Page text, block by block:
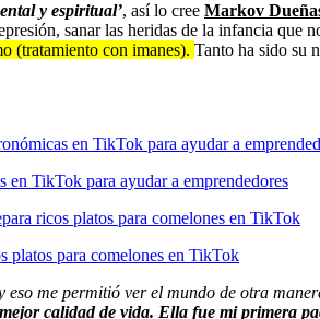
y espiritual’, así lo cree Markov
sanar las heridas de la infancia
(tratamiento con imanes). Tanto ha sido su
en TikTok para ayudar a emprendedores
platos para comelones en TikTok
me permitió ver el mundo de otra
calidad de vida. Ella fue mi primera